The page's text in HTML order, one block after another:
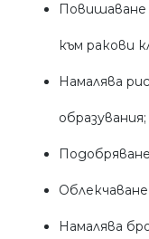
Повишаване
към ракови
Намалява
образувания;
Намалява